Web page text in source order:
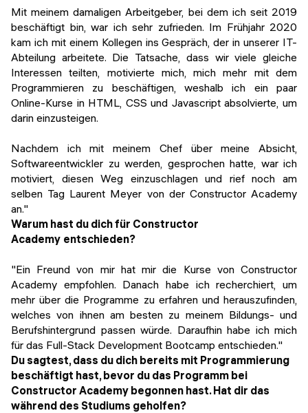
Mit meinem damaligen Arbeitgeber, bei dem ich seit 2019
beschäftigt bin, war ich sehr zufrieden. Im Frühjahr 2020
kam ich mit einem Kollegen ins Gespräch, der in unserer IT-
Abteilung arbeitete. Die Tatsache, dass wir viele gleiche
Interessen teilten, motivierte mich, mich mehr mit dem
Programmieren zu beschäftigen, weshalb ich ein paar
Online-Kurse in HTML, CSS und Javascript absolvierte, um
darin einzusteigen.
Nachdem ich mit meinem Chef über meine Absicht,
Softwareentwickler zu werden, gesprochen hatte, war ich
motiviert, diesen Weg einzuschlagen und rief noch am
selben Tag Laurent Meyer von der Constructor Academy
an."
Warum hast du dich für Constructor
Academy entschieden?
"Ein Freund von mir hat mir die Kurse von Constructor
Academy empfohlen. Danach habe ich recherchiert, um
mehr über die Programme zu erfahren und herauszufinden,
welches von ihnen am besten zu meinem Bildungs- und
Berufshintergrund passen würde. Daraufhin habe ich mich
für das Full-Stack Development Bootcamp entschieden."
Du sagtest, dass du dich bereits mit Programmierung
beschäftigt hast, bevor du das Programm bei
Constructor Academy​​​​​​​ begonnen hast. Hat dir das
während des Studiums geholfen?